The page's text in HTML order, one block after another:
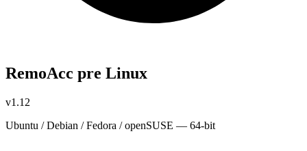
RemoAcc pre Linux
v1.12
Ubuntu / Debian / Fedora / openSUSE — 64-bit